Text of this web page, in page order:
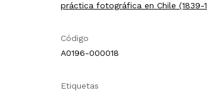
práctica fotográfica en Chile (1839-
Código
A0196-000018
Etiquetas